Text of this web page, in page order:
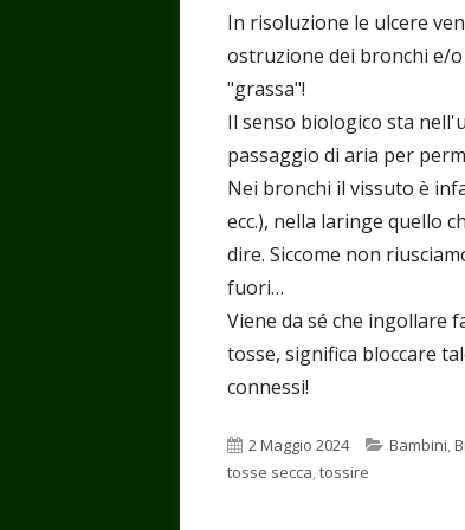
In risoluzione le ulcere
ostruzione dei bronchi e/o
"grassa"!
Il senso biologico sta
passaggio di aria per
Nei bronchi il vissuto è
ecc.), nella laringe quello
dire. Siccome non
fuori…
Viene da sé che ingollare
tosse, significa bloccare
connessi!
Pubblicato
2 Maggio 2024 Categorie
Bambini,
tosse secca,tossire